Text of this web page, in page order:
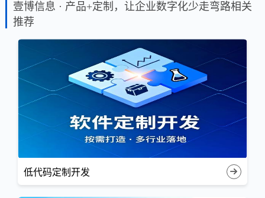
壹博信息 · 产品+定制，让企业数字化少走弯路相关
推荐
低代码定制开发